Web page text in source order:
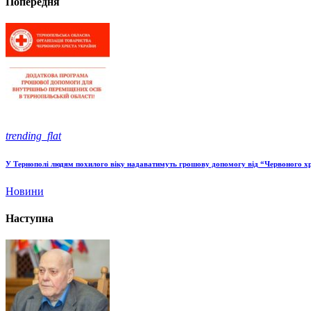
trending_flat
У Тернополі людям похилого віку надаватимуть грошову допомогу від “Червоного
Новини
Наступна